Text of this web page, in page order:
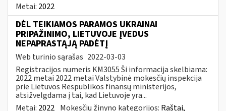
Metai: 2022
DĖL TEIKIAMOS PARAMOS UKRAINAI
PRIPAŽINIMO, LIETUVOJE ĮVEDUS
NEPAPRASTĄJĄ PADĖTĮ
Web turinio sąrašas 2022-03-03
Registracijos numeris KM3055 Ši informacija skelbiama:
2022 metai 2022 metai Valstybinė mokesčių inspekcija
prie Lietuvos Respublikos finansų ministerijos,
atsižvelgdama į tai, kad Lietuvoje yra...
Metai: 2022 Mokesčių žinyno kategorijos: Raštai,